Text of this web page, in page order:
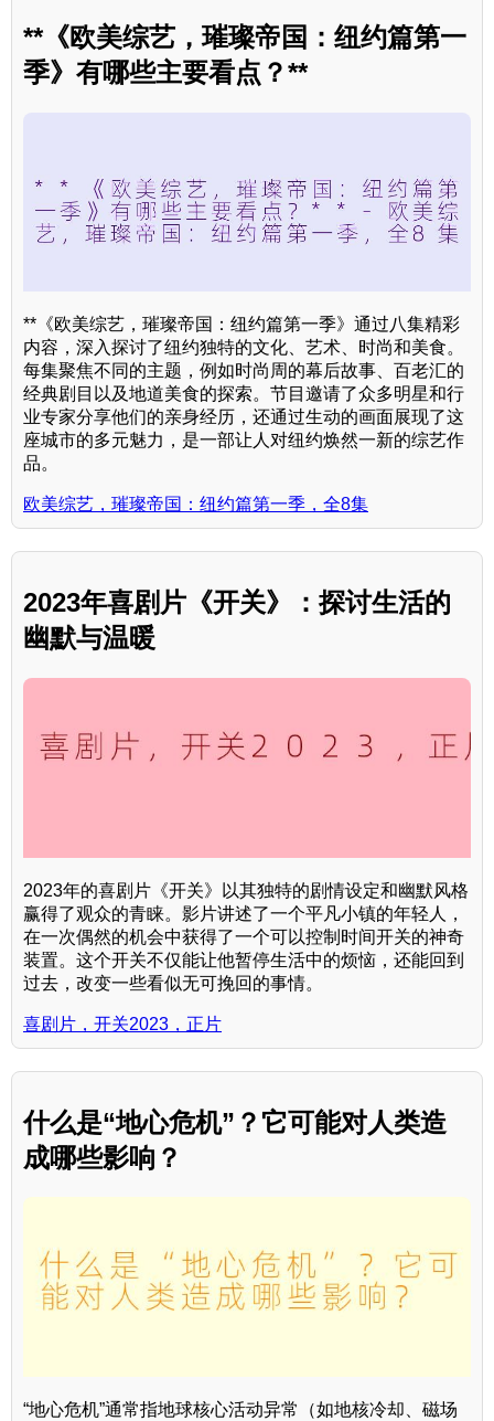
**《欧美综艺，璀璨帝国：纽约篇第一
季》有哪些主要看点？**
**《欧美综艺，璀璨帝国：纽约篇第一季》通过八集精彩
内容，深入探讨了纽约独特的文化、艺术、时尚和美食。
每集聚焦不同的主题，例如时尚周的幕后故事、百老汇的
经典剧目以及地道美食的探索。节目邀请了众多明星和行
业专家分享他们的亲身经历，还通过生动的画面展现了这
座城市的多元魅力，是一部让人对纽约焕然一新的综艺作
品。
欧美综艺，璀璨帝国：纽约篇第一季，全8集
2023年喜剧片《开关》：探讨生活的
幽默与温暖
2023年的喜剧片《开关》以其独特的剧情设定和幽默风格
赢得了观众的青睐。影片讲述了一个平凡小镇的年轻人，
在一次偶然的机会中获得了一个可以控制时间开关的神奇
装置。这个开关不仅能让他暂停生活中的烦恼，还能回到
过去，改变一些看似无可挽回的事情。
喜剧片，开关2023，正片
什么是“地心危机”？它可能对人类造
成哪些影响？
“地心危机”通常指地球核心活动异常（如地核冷却、磁场